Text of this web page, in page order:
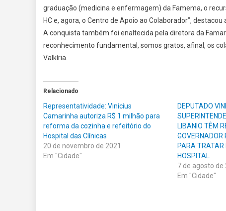
graduação (medicina e enfermagem) da Famema, o
HC e, agora, o Centro de Apoio ao Colaborador”, destacou
A conquista também foi enaltecida pela diretora da
reconhecimento fundamental, somos gratos, afinal, os
Valkíria.
Relacionado
Representatividade: Vinicius
Camarinha autoriza R$ 1 milhão para
reforma da cozinha e refeitório do
Hospital das Clínicas
20 de novembro de 2021
Em "Cidade"
DEPUTADO
LIBANIO TÊM
GOVERNADOR
PARA TRATAR
HOSPITAL
7 de agosto de
Em "Cidade"